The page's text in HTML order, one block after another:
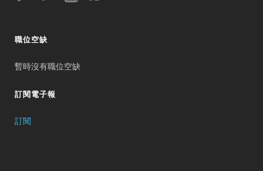
職位空缺
暫時沒有職位空缺
訂閱電子報
訂閱